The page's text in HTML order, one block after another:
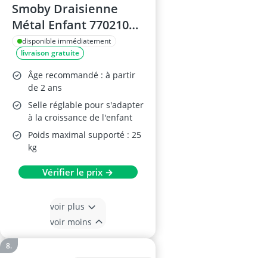
Smoby Draisienne
Métal Enfant 770210
Beige
disponible immédiatement
livraison gratuite
Âge recommandé : à partir
de 2 ans
Selle réglable pour s'adapter
à la croissance de l'enfant
Poids maximal supporté : 25
kg
Vérifier le prix →
voir plus
voir moins